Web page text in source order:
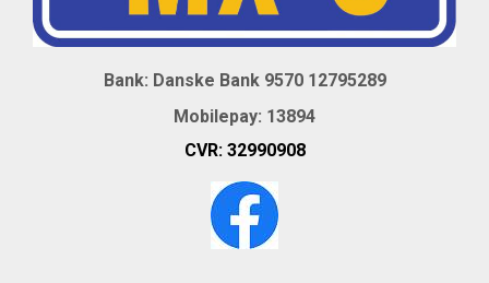
Bank: Danske Bank 9570 12795289
Mobilepay: 13894
CVR: 32990908